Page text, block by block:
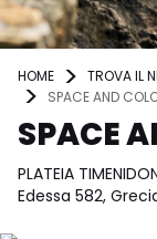
HOME TROVA IL
SPACE AND
SPACE
PLATEIA
Edessa 582,